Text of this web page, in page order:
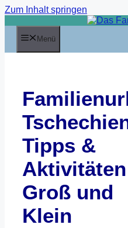
Zum Inhalt springen
Menü
Tipps &
Groß und
Klein